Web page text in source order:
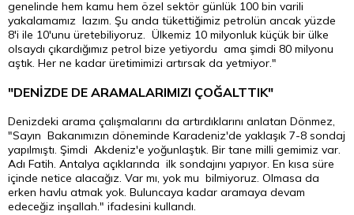
genelinde hem kamu hem özel sektör günlük 100 bin varili
yakalamamız lazım. Şu anda tükettiğimiz petrolün ancak yüzde
8'i ile 10'unu üretebiliyoruz. Ülkemiz 10 milyonluk küçük bir ülke
olsaydı çıkardığımız petrol bize yetiyordu ama şimdi 80 milyonu
aştık. Her ne kadar üretimimizi artırsak da yetmiyor."
"DENİZDE DE ARAMALARIMIZI ÇOĞALTTIK"
Denizdeki arama çalışmalarını da artırdıklarını anlatan Dönmez,
"Sayın Bakanımızın döneminde Karadeniz'de yaklaşık 7-8 sondaj
yapılmıştı. Şimdi Akdeniz'e yoğunlaştık. Bir tane milli gemimiz var.
Adı Fatih. Antalya açıklarında ilk sondajını yapıyor. En kısa süre
içinde netice alacağız. Var mı, yok mu bilmiyoruz. Olmasa da
erken havlu atmak yok. Buluncaya kadar aramaya devam
edeceğiz inşallah." ifadesini kullandı.